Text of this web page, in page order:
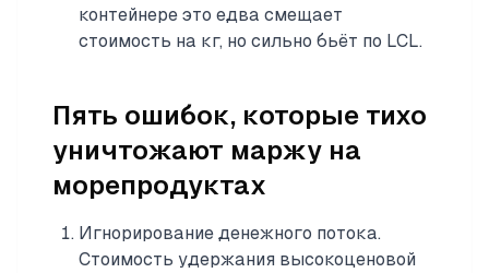
контейнере это едва смещает
стоимость на кг, но сильно бьёт по LCL.
Пять ошибок, которые тихо
уничтожают маржу на
морепродуктах
Игнорирование денежного потока.
Стоимость удержания высокоценовой